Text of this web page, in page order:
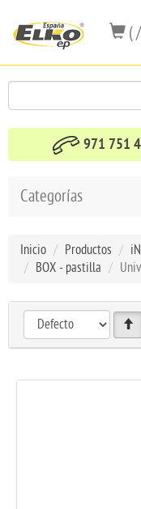
(
971 751
Categorías
Inicio Productos
BOX - pastilla